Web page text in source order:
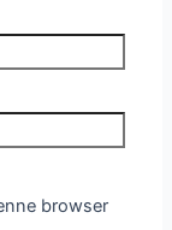
browser